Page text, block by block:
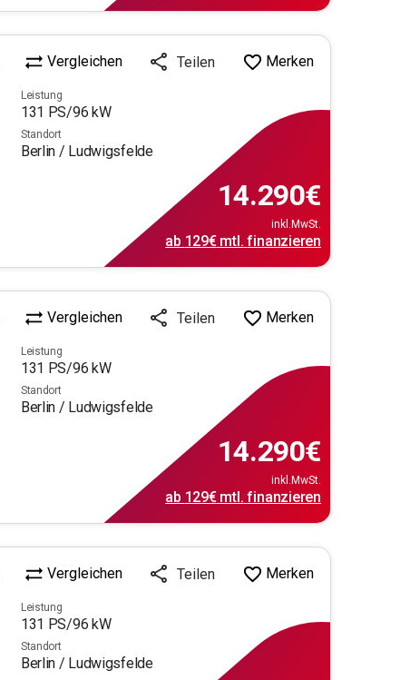
Vergleichen Teilen Merken
Leistung
131 PS/96 kW
Standort
Berlin / Ludwigsfelde
14.290€
inkl.MwSt.
ab 129€mtl. finanzieren
Vergleichen Teilen Merken
Leistung
131 PS/96 kW
Standort
Berlin / Ludwigsfelde
14.290€
inkl.MwSt.
ab 129€mtl. finanzieren
Vergleichen Teilen Merken
Leistung
131 PS/96 kW
Standort
Berlin / Ludwigsfelde